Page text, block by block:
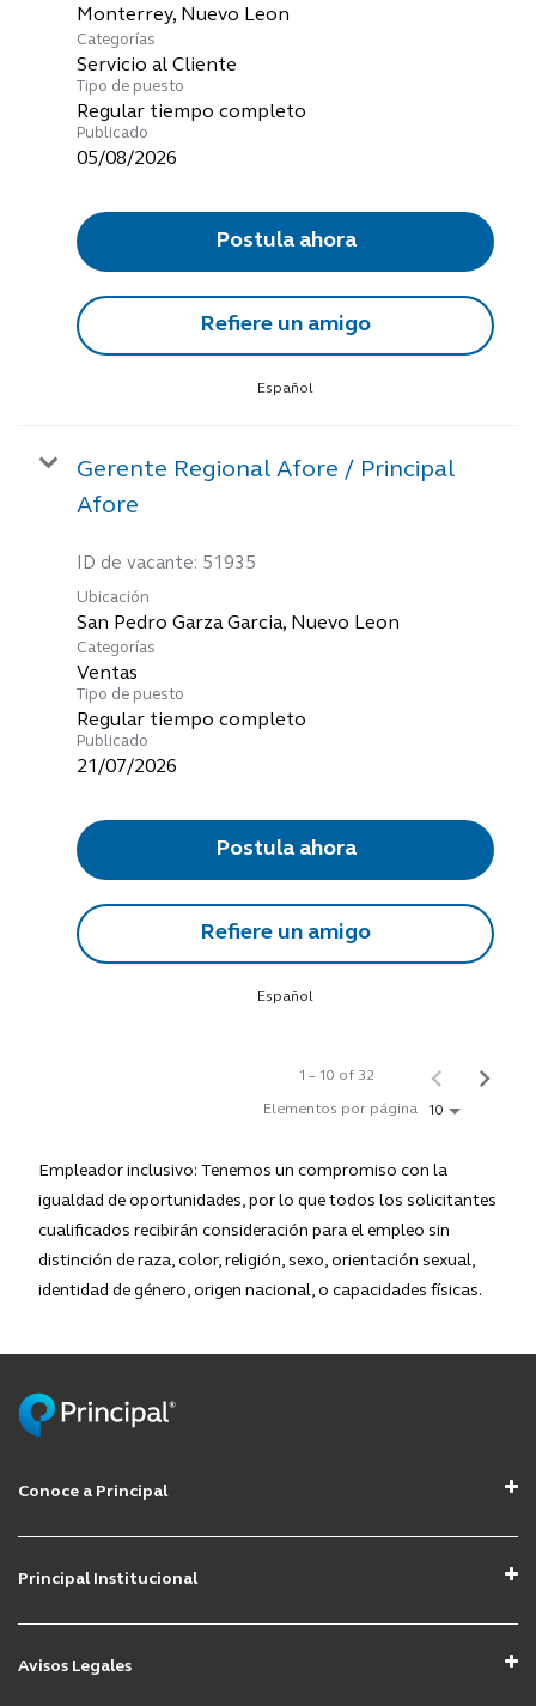
Categorías
Servicio al Cliente
Tipo de puesto
Regular tiempo completo
Publicado
05/08/2026
Postula ahora
Refiere un amigo
Español
Gerente Regional Afore / Principal
Afore
ID de vacante: 51935
Ubicación
Categorías
Ventas
Tipo de puesto
Regular tiempo completo
Publicado
21/07/2026
Postula ahora
Refiere un amigo
Español
Elementos por página 10
1 – 10 of 32
Empleador inclusivo: Tenemos un compromiso con la
igualdad de oportunidades, por lo que todos los solicitantes
cualificados recibirán consideración para el empleo sin
distinción de raza, color, religión, sexo, orientación sexual,
identidad de género, origen nacional, o capacidades físicas.
Conoce a Principal
Principal Institucional
Avisos Legales